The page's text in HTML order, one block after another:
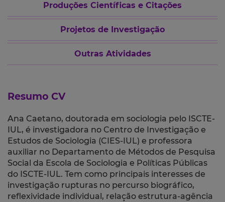
Produções Científicas e Citações
Projetos de Investigação
Outras Atividades
Resumo CV
Ana Caetano, doutorada em sociologia pelo ISCTE-
IUL, é investigadora no Centro de Investigação e
Estudos de Sociologia (CIES-IUL) e professora
auxiliar no Departamento de Métodos de Pesquisa
Social da Escola de Sociologia e Políticas Públicas
do ISCTE-IUL. Tem como principais interesses de
investigação rupturas no percurso biográfico,
reflexividade individual, relação estrutura-agência